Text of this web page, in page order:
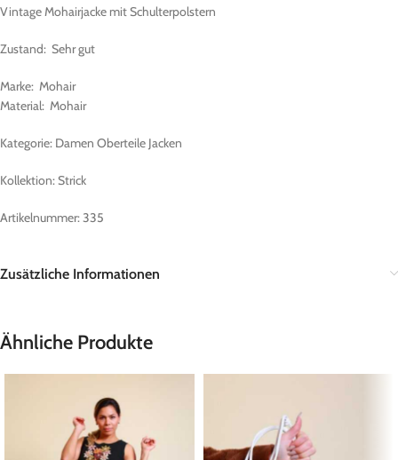
Vintage Mohairjacke mit Schulterpolstern
Zustand: Sehr gut
Marke: Mohair
Material: Mohair
Kategorie: Damen Oberteile Jacken
Kollektion: Strick
Artikelnummer: 335
Zusätzliche Informationen
Ähnliche Produkte